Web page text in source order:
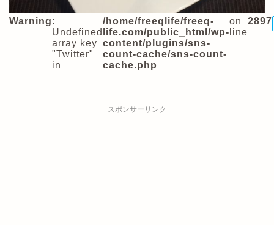
Warning:
Undefined
array key
"Twitter"
in
/home/freeqlife/freeq-
life.com/public_html/wp-
content/plugins/sns-
count-cache/sns-count-
cache.php
on
line
2897
スポンサーリンク